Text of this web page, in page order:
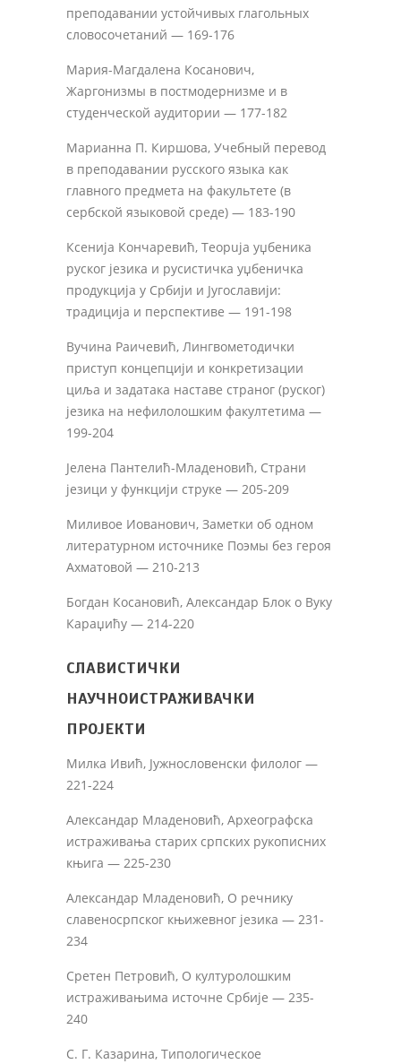
преподавании устойчивых глагольных
словосочетаний — 169-176
Мария-Магдалена Косанович,
Жаргонизмы в постмодернизме и в
студенческой аудитории — 177-182
Марианна П. Киршова, Учебный перевод
в преподавании русского языка как
главного предмета на факультете (в
сербской языковой среде) — 183-190
Ксенија Кончаревић, Teopuja уџбеника
руског језика и русистичка уџбеничка
продукција у Србији и Југославији:
традиција и перспективе — 191-198
Вучина Раичевић, Лингвометодички
приступ концепцији и конкретизации
циља и задатака наставе страног (руског)
језика на нефилолошким факултетима —
199-204
Јелена Пантелић-Младеновић, Страни
језици у функцији струке — 205-209
Миливое Иованович, Заметки об одном
литературном источнике Поэмы без героя
Ахматовой — 210-213
Богдан Косановић, Александар Блок о Вуку
Караџићу — 214-220
СЛАВИСТИЧКИ
НАУЧНОИСТРАЖИВАЧКИ
ПРОЈЕКТИ
Милка Ивић, Јужнословенски филолог —
221-224
Александар Младеновић, Археографска
истраживања старих српских рукописних
књига — 225-230
Александар Младеновић, О речнику
славеносрпског књижевног језика — 231-
234
Сретен Петровић, О културолошким
истраживањима источне Србије — 235-
240
С. Г. Казарина, Типологическое